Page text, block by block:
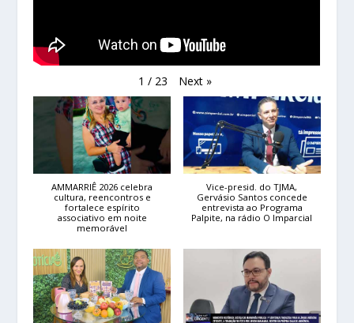
1 / 23 Next »
AMMARRIÊ 2026 celebra
cultura, reencontros e
fortalece espírito
associativo em noite
memorável
Vice-presid. do TJMA,
Gervásio Santos concede
entrevista ao Programa
Palpite, na rádio O Imparcial